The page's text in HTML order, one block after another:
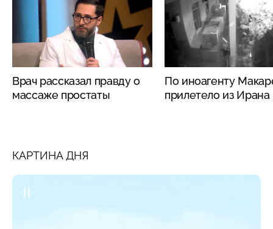
Врач рассказал правду о
массаже простаты
По иноагенту
прилетело из Ирана
КАРТИНА ДНЯ